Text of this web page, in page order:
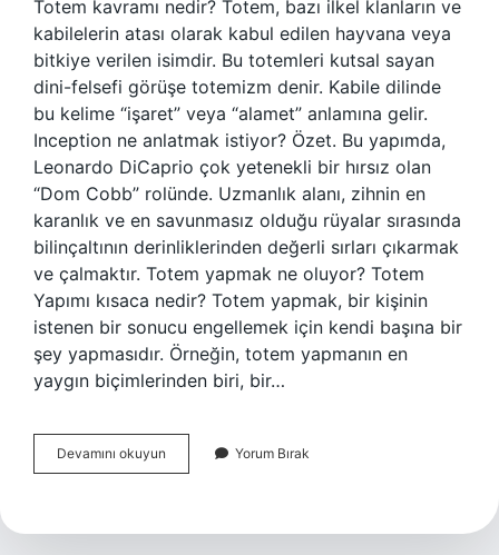
Totem kavramı nedir? Totem, bazı ilkel klanların ve
kabilelerin atası olarak kabul edilen hayvana veya
bitkiye verilen isimdir. Bu totemleri kutsal sayan
dini-felsefi görüşe totemizm denir. Kabile dilinde
bu kelime “işaret” veya “alamet” anlamına gelir.
Inception ne anlatmak istiyor? Özet. Bu yapımda,
Leonardo DiCaprio çok yetenekli bir hırsız olan
“Dom Cobb” rolünde. Uzmanlık alanı, zihnin en
karanlık ve en savunmasız olduğu rüyalar sırasında
bilinçaltının derinliklerinden değerli sırları çıkarmak
ve çalmaktır. Totem yapmak ne oluyor? Totem
Yapımı kısaca nedir? Totem yapmak, bir kişinin
istenen bir sonucu engellemek için kendi başına bir
şey yapmasıdır. Örneğin, totem yapmanın en
yaygın biçimlerinden biri, bir…
Devamını okuyun Inception
Totem
Yorum Bırak